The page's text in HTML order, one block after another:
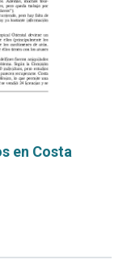
en Costa